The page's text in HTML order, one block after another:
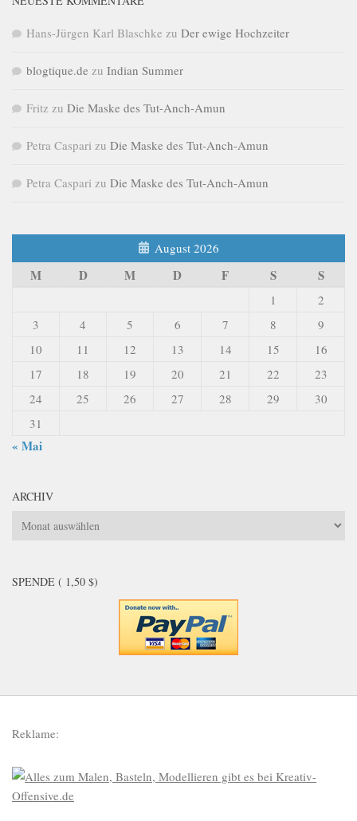
Hans-Jürgen Karl Blaschke zu Der ewige Hochzeiter
blogtique.de zu Indian Summer
Fritz zu Die Maske des Tut-Anch-Amun
Petra Caspari zu Die Maske des Tut-Anch-Amun
Petra Caspari zu Die Maske des Tut-Anch-Amun
August 2026
M D M D F S S
1
2
3
4 5 6 7 8
9
10
11 12 13 14 15
16
17
18 19 20 21 22
23
24
25 26 27 28 29
30
31
« Mai
ARCHIV
Archiv
SPENDE ( 1,50 $)
Reklame: